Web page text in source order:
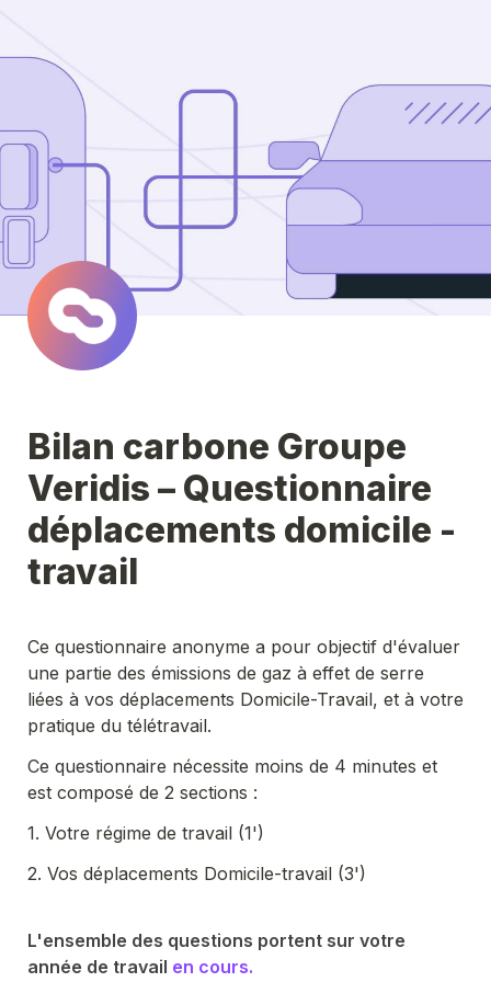
Bilan carbone Groupe
Veridis – Questionnaire
déplacements domicile -
travail
Ce questionnaire anonyme a pour objectif d'évaluer
une partie des émissions de gaz à effet de serre
liées à vos déplacements Domicile-Travail, et à votre
pratique du télétravail.
Ce questionnaire nécessite moins de 4 minutes et
est composé de 2 sections :
1. Votre régime de travail (1')
2. Vos déplacements Domicile-travail (3')
L'ensemble des questions portent sur votre
année de travail en cours.